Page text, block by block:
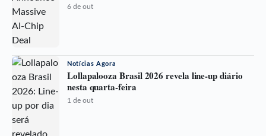
6 de out
Notícias Agora
Lollapalooza Brasil 2026 revela line-up diário
nesta quarta-feira
1 de out